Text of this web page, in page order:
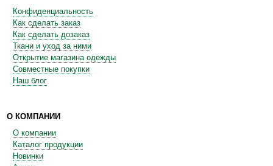
Конфиденциальность
Как сделать заказ
Как сделать дозаказ
Ткани и уход за ними
Открытие магазина одежды
Совместные покупки
Наш блог
О КОМПАНИИ
О компании
Каталог продукции
Новинки